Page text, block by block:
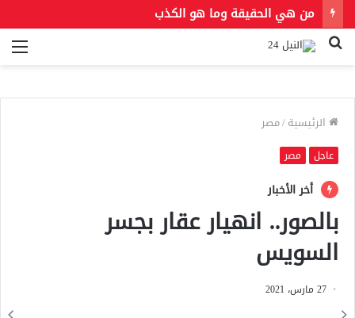
من هي الحقيقة وما هو الكذب
بحث
الرئيسية/مصر
عاجل مصر
أخر الأخبار
بالصور.. انهيار عقار بجسر
السويس
27 مارس، 2021